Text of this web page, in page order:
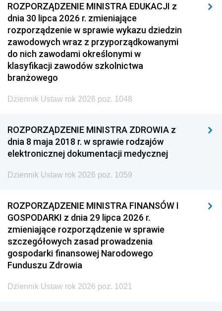
ROZPORZĄDZENIE MINISTRA EDUKACJI z
dnia 30 lipca 2026 r. zmieniające
rozporządzenie w sprawie wykazu dziedzin
zawodowych wraz z przyporządkowanymi
do nich zawodami określonymi w
klasyfikacji zawodów szkolnictwa
branżowego
Dziennik Ustaw rok 2026 poz. 1048
ROZPORZĄDZENIE MINISTRA ZDROWIA z
dnia 8 maja 2018 r. w sprawie rodzajów
elektronicznej dokumentacji medycznej
Dziennik Ustaw rok 2026 poz. 1059
ROZPORZĄDZENIE MINISTRA FINANSÓW I
GOSPODARKI z dnia 29 lipca 2026 r.
zmieniające rozporządzenie w sprawie
szczegółowych zasad prowadzenia
gospodarki finansowej Narodowego
Funduszu Zdrowia
Dziennik Ustaw rok 2026 poz. 1021